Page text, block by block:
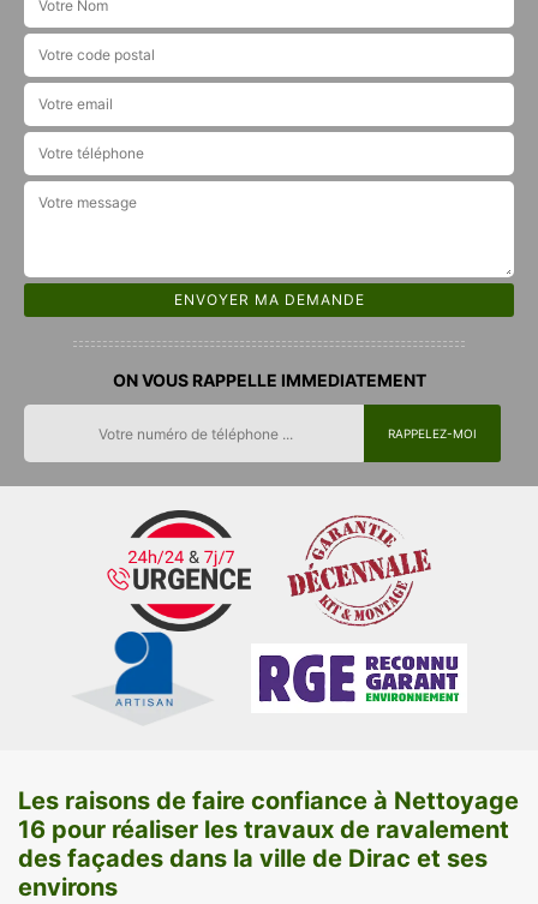
ON VOUS RAPPELLE IMMEDIATEMENT
Les raisons de faire confiance à Nettoyage
16 pour réaliser les travaux de ravalement
des façades dans la ville de Dirac et ses
environs